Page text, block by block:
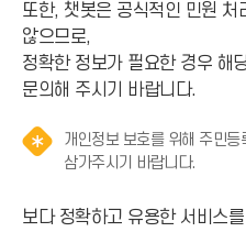
또한, 챗봇은 공식적인 민원 처
않으므로,
정확한 정보가 필요한 경우 해
문의해 주시기 바랍니다.
개인정보 보호를 위해 주민
삼가주시기 바랍니다.알
(
보다 정확하고 유용한 서비스